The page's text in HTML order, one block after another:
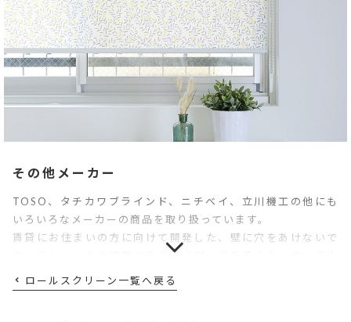
その他メーカー
TOSO、タチカワブラインド、ニチベイ、立川機工の他にも
いろいろなメーカーの商品を取り扱っています。
賃貸にお住まいの方に向けて開発した、壁に穴をあけないで
カーテンレールを設置できるタイプ、最近多くなっている小
窓用の小さいサイズなど、お客様の声をカタチにしたサービ
スも充実〇お急ぎの時でも安心の”翌日出荷”の商品も人気で
ロールスクリーン一覧へ戻る